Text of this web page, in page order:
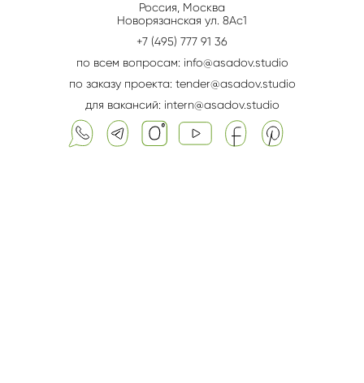
Россия, Москва
Новорязанская ул. 8Aс1
+7 (495) 777 91 36
по всем вопросам: info@asadov.studio
по заказу проекта: tender@asadov.studio
для вакансий: intern@asadov.studio